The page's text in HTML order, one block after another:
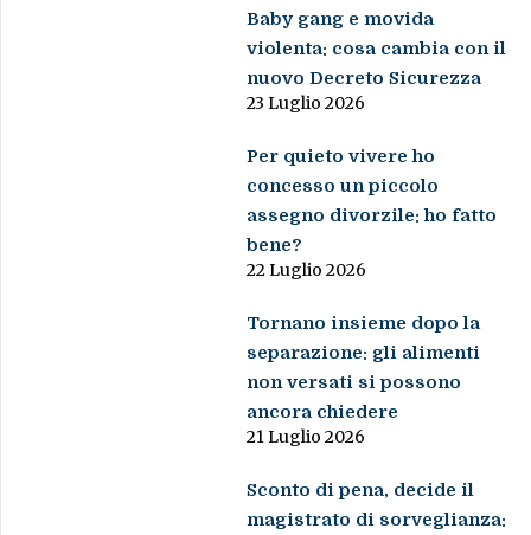
Baby gang e movida
violenta: cosa cambia con il
nuovo Decreto Sicurezza
23 Luglio 2026
Per quieto vivere ho
concesso un piccolo
assegno divorzile: ho fatto
bene?
22 Luglio 2026
Tornano insieme dopo la
separazione: gli alimenti
non versati si possono
ancora chiedere
21 Luglio 2026
Sconto di pena, decide il
magistrato di sorveglianza: